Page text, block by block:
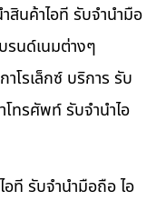
สินค้าไอที รับจำนำมือ
รนด์เนมต่างๆ
โรเล็กซ์ บริการ รับ
ทรศัพท์ รับจำนำไอ
อที รับจำนำมือถือ ไอ